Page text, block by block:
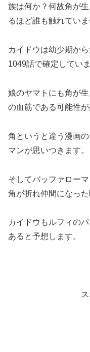
族は何か？何故角が
るほど誰も触れていま
カイドウは幼少期か
1049話で確定していま
娘のヤマトにも角が
の血筋である可能性が
角というと違う漫画
マンが思いつきます。
そしてバッファロー
角が折れ仲間になっ
カイドウもルフィの
あると予想します。